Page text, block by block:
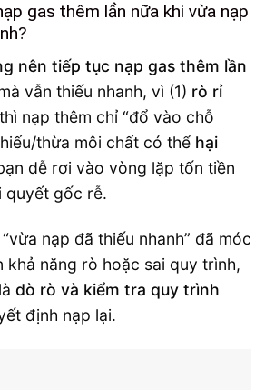
gas thêm lần nữa khi vừa nạp
nên tiếp tục nạp gas thêm lần
vẫn thiếu nhanh, vì (1) rò rỉ
thì nạp thêm chỉ “đổ vào chỗ
thừa môi chất có thể hại
dễ rơi vào vòng lặp tốn tiền
quyết gốc rễ.
nạp đã thiếu nhanh” đã móc
khả năng rò hoặc sai quy trình,
dò rò và kiểm tra quy trình
định nạp lại.